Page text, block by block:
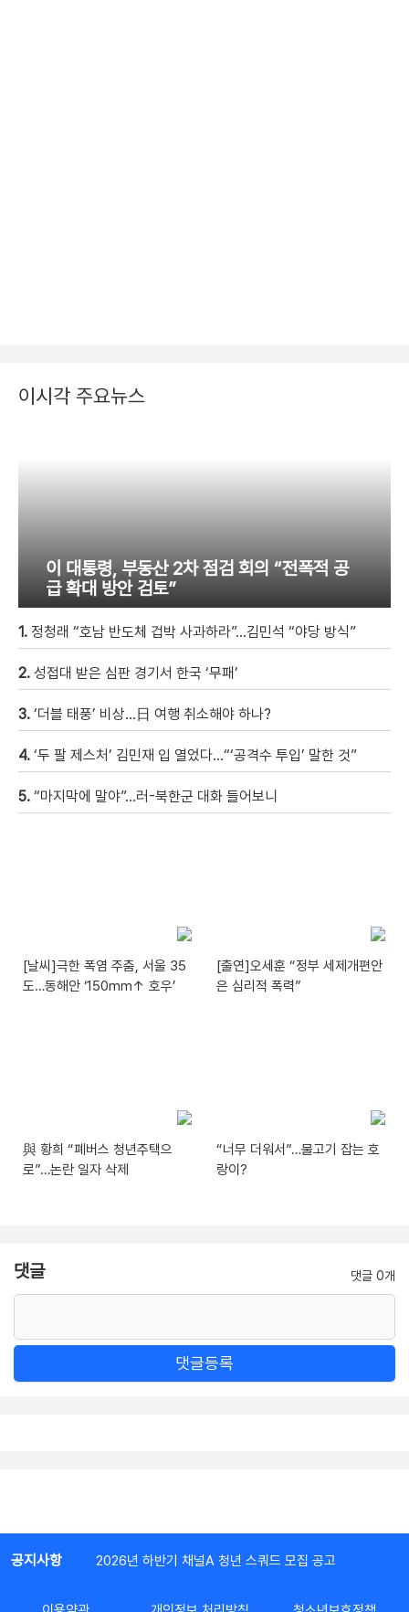
이시각 주요뉴스
이 대통령, 부동산 2차 점검 회의 “전폭적 공
급 확대 방안 검토”
1. 정청래 “호남 반도체 겁박 사과하라”…김민석 “야당 방식”
2. 성접대 받은 심판 경기서 한국 ‘무패’
3. ‘더블 태풍’ 비상…日 여행 취소해야 하나?
4. ‘두 팔 제스처’ 김민재 입 열었다…“‘공격수 투입’ 말한 것”
5. “마지막에 말야”…러-북한군 대화 들어보니
[날씨]극한 폭염 주춤, 서울 35
도…동해안 ‘150mm↑ 호우’
[출연]오세훈 “정부 세제개편안
은 심리적 폭력”
與 황희 “폐버스 청년주택으
로”…논란 일자 삭제
“너무 더워서”…물고기 잡는 호
랑이?
댓글 댓글 0개
댓글등록
공지사항 2026년 하반기 채널A 청년 스쿼드 모집 공고